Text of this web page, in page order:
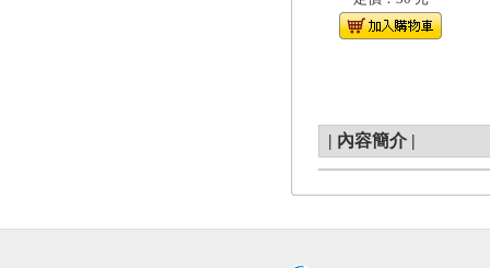
| 內容簡介 |